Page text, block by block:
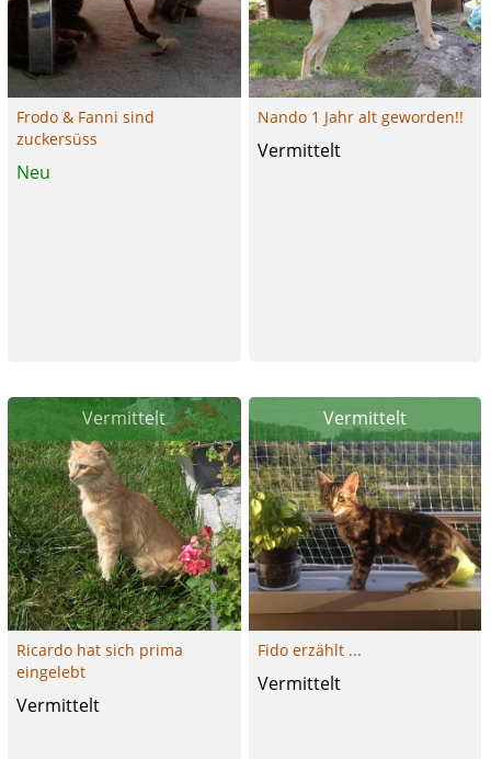
Frodo & Fanni sind
zuckersüss
Neu
Nando 1 Jahr alt geworden!!
Vermittelt
Vermittelt
Ricardo hat sich prima
eingelebt
Vermittelt
Vermittelt
Fido erzählt ...
Vermittelt